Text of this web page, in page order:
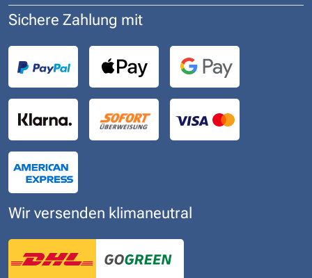
Sichere Zahlung mit
Wir versenden klimaneutral